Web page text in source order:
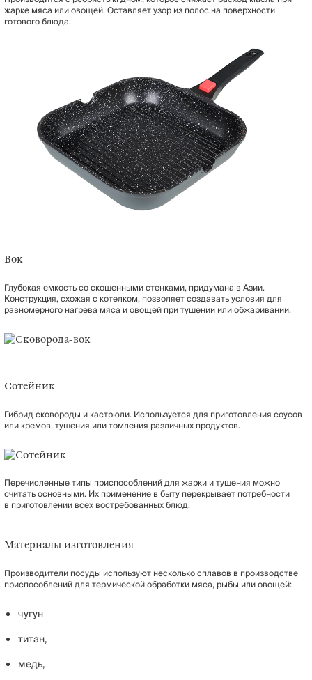
жарке мяса или овощей. Оставляет узор из полос на поверхности
готового блюда.
Вок
Глубокая емкость со скошенными стенками, придумана в Азии.
Конструкция, схожая с котелком, позволяет создавать условия для
равномерного нагрева мяса и овощей при тушении или обжаривании.
Сотейник
Гибрид сковороды и кастрюли. Используется для приготовления соусов
или кремов, тушения или томления различных продуктов.
Перечисленные типы приспособлений для жарки и тушения можно
считать основными. Их применение в быту перекрывает потребности
в приготовлении всех востребованных блюд.
Материалы изготовления
Производители посуды используют несколько сплавов в производстве
приспособлений для термической обработки мяса, рыбы или овощей:
чугун
титан,
медь,